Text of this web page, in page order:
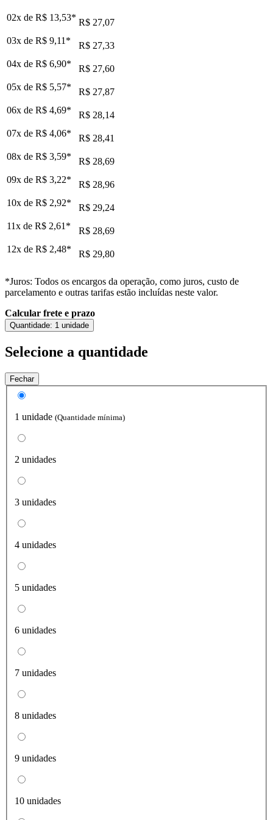
02x de R$ 13,53* R$ 27,07
03x de R$ 9,11 *
R$ 27,33
04x de R$ 6,90*
R$ 27,60
05x de R$ 5,57*
R$ 27,87
06x de R$ 4,69*
R$ 28,14
07x de R$ 4,06*
R$ 28,41
08x de R$ 3,59*
R$ 28,69
09x de R$ 3,22*
R$ 28,96
10x de R$ 2,92*
R$ 29,24
11x de R$ 2,61 *
R$ 28,69
12x de R$ 2,48* R$ 29,80
*Juros: Todos os encargos da operação, como juros, custo de
parcelamento e outras tarifas estão incluídas neste valor.
Calcular frete e prazo
Quantidade: 1 unidade
Selecione a quantidade
Fechar
1 unidade (Quantidade mínima)
2 unidades
3 unidades
4 unidades
5 unidades
6 unidades
7 unidades
8 unidades
9 unidades
10 unidades